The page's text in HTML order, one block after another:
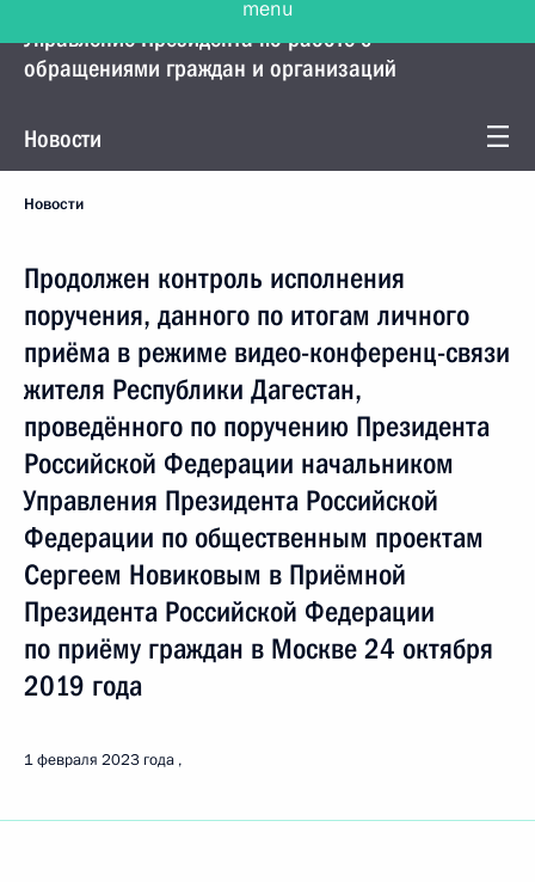
Управление Президента по работе с
обращениями граждан и организаций
Новости
Новости
Продолжен контроль исполнения
поручения, данного по итогам личного
приёма в режиме видео-конференц-связи
жителя Республики Дагестан,
проведённого по поручению Президента
Российской Федерации начальником
Управления Президента Российской
Федерации по общественным проектам
Сергеем Новиковым в Приёмной
Президента Российской Федерации
по приёму граждан в Москве 24 октября
2019 года
1 февраля 2023 года